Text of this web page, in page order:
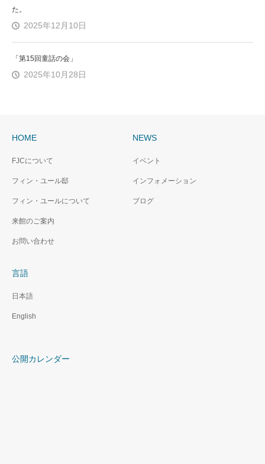
た。
2025年12月10日
「第15回童話の会」
2025年10月28日
HOME
FJCについて
フィン・ユール邸
フィン・ユールについて
来館のご案内
お問い合わせ
NEWS
イベント
インフォメーション
ブログ
言語
日本語
English
公開カレンダー